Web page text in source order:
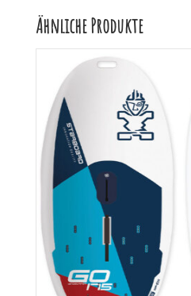
Ähnliche Produkte